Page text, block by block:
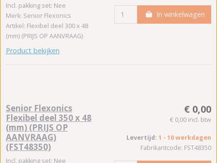
Incl. pakking set: Nee
Merk: Senior Flexonics
Artikel: Flexibel deel 300 x 48
(mm) (PRIJS OP AANVRAAG)
Product bekijken
In winkelwagen
Senior Flexonics
Flexibel deel 350 x 48
(mm) (PRIJS OP
AANVRAAG)
(FST48350)
Incl. pakking set: Nee
€ 0,00
€ 0,00 incl. btw
Levertijd: 1 - 10 werkdagen
Fabrikantcode: FST48350